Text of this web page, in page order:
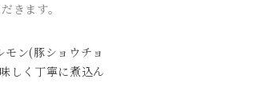
きます。
モン(豚ショウチョ
しく丁寧に煮込ん